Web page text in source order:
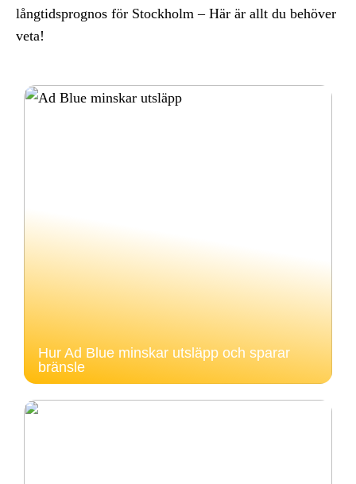
långtidsprognos för Stockholm – Här är allt du behöver
veta!
Hur Ad Blue minskar utsläpp och sparar
bränsle